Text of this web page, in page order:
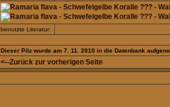
benutzte Literatur:
Dieser Pilz wurde am 7. 11. 2010 in die Datenbank
<--Zurück zur vorherigen Seite